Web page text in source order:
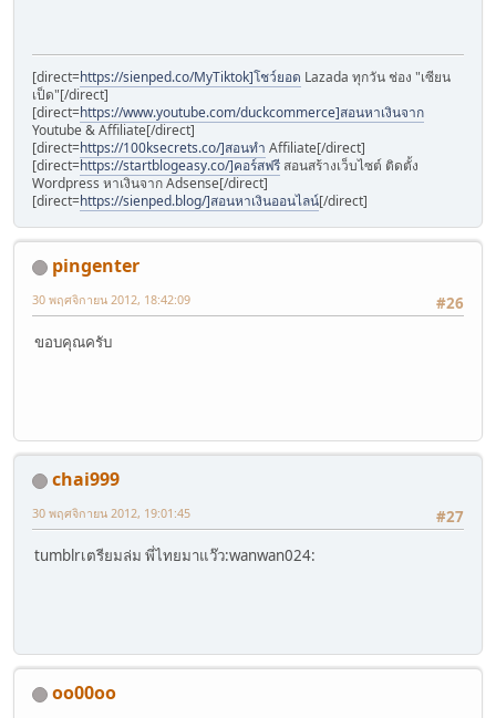
[direct=https://sienped.co/MyTiktok]โชว์ยอด Lazada ทุกวัน ช่อง "เซียน
เป็ด"[/direct]
[direct=https://www.youtube.com/duckcommerce]สอนหาเงินจาก
Youtube & Affiliate[/direct]
[direct=https://100ksecrets.co/]สอนทำ Affiliate[/direct]
[direct=https://startblogeasy.co/]คอร์สฟรี สอนสร้างเว็บไซต์ ติดตั้ง
Wordpress หาเงินจาก Adsense[/direct]
[direct=https://sienped.blog/]สอนหาเงินออนไลน์[/direct]
pingenter
#26
30 พฤศจิกายน 2012, 18:42:09
ขอบคุณครับ
chai999
#27
30 พฤศจิกายน 2012, 19:01:45
tumblrเตรียมล่ม พี่ไทยมาแว๊ว:wanwan024:
oo00oo